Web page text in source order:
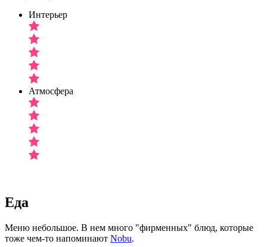
Интерьер
Атмосфера
Еда
Меню небольшое. В нем много "фирменных" блюд, которые
тоже чем-то напоминают Nobu.